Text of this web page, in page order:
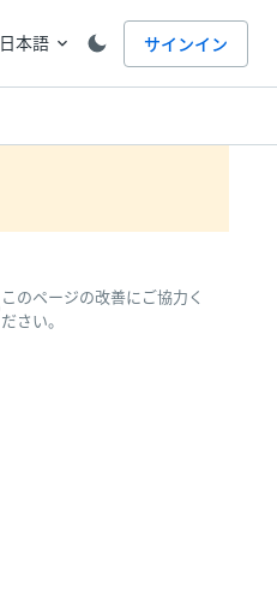
日本語 expand_more サインイン
このページの改善にご協力く
ださい。